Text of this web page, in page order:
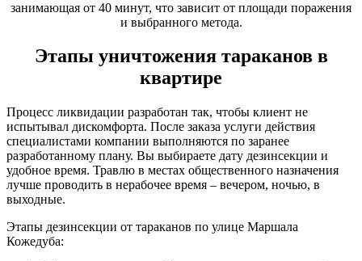
занимающая от 40 минут, что зависит от площади поражения
и выбранного метода.
Этапы уничтожения тараканов в
квартире
Процесс ликвидации разработан так, чтобы клиент не
испытывал дискомфорта. После заказа услуги действия
специалистами компании выполняются по заранее
разработанному плану. Вы выбираете дату дезинсекции и
удобное время. Травлю в местах общественного назначения
лучше проводить в нерабочее время – вечером, ночью, в
выходные.
Этапы дезинсекции от тараканов по улице Маршала
Кожедуба: